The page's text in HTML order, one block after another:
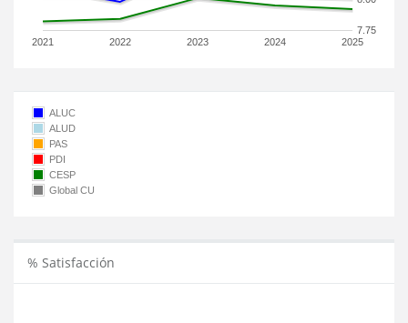
2021 2022 2023 2024 2025
7.75
ALUC
ALUD
PAS
PDI
CESP
Global CU
% Satisfacción